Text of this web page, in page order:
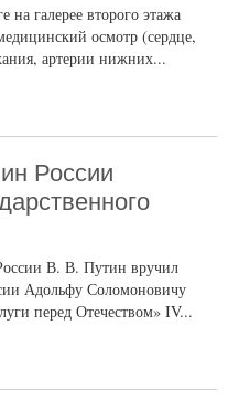
на галерее второго этажа
осмотр (сердце,
артерии нижних...
России
В. В. Путин вручил
Адольфу Соломоновичу
перед Отечеством» IV...